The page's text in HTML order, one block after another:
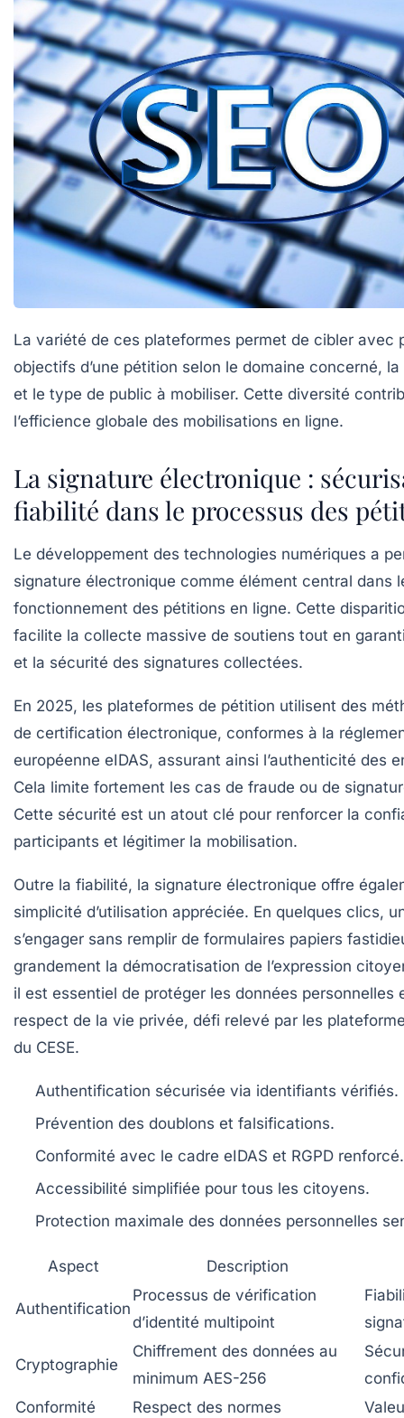
La variété de ces plateformes permet de cibler avec
objectifs d’une pétition selon le domaine concerné,
et le type de public à mobiliser. Cette diversité
l’efficience globale des mobilisations en ligne.
La signature électronique :
fiabilité dans le processus des
Le développement des technologies numériques a
signature électronique comme élément central dans
fonctionnement des pétitions en ligne. Cette
facilite la collecte massive de soutiens tout en
et la sécurité des signatures collectées.
En 2025, les plateformes de pétition utilisent des
de certification électronique, conformes à la
européenne eIDAS, assurant ainsi l’authenticité des
Cela limite fortement les cas de fraude ou de
Cette sécurité est un atout clé pour renforcer la
participants et légitimer la mobilisation.
Outre la fiabilité, la signature électronique offre
simplicité d’utilisation appréciée. En quelques clics,
s’engager sans remplir de formulaires papiers
grandement la démocratisation de l’expression
il est essentiel de protéger les données personnelles
respect de la vie privée, défi relevé par les
du CESE.
Authentification sécurisée via identifiants vérifiés.
Prévention des doublons et falsifications.
Conformité avec le cadre eIDAS et RGPD renforcé.
Accessibilité simplifiée pour tous les citoyens.
Protection maximale des données personnelles
Aspect Description
Authentification
Processus de vérification
d’identité multipoint
Cryptographie
Chiffrement des données au
minimum AES-256
Conformité
Respect des normes